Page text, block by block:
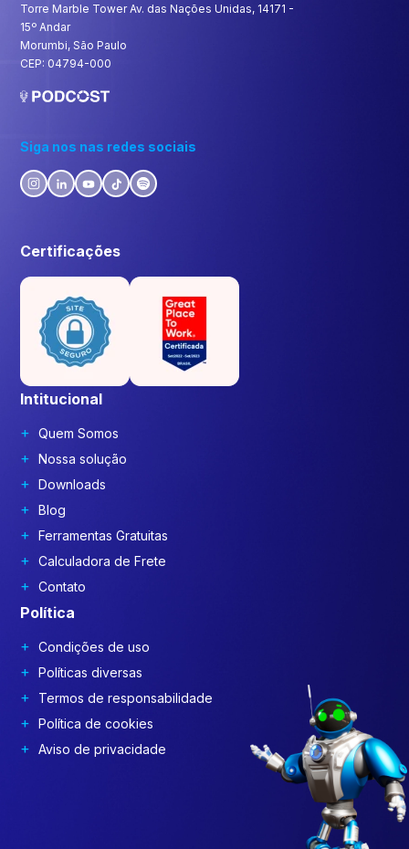
Torre Marble Tower Av. das Nações Unidas, 14171 -
15º Andar
Morumbi, São Paulo
CEP: 04794-000
Intitucional
Quem Somos
Nossa solução
Downloads
Blog
Ferramentas Gratuitas
Calculadora de Frete
Contato
Política
Condições de uso
Políticas diversas
Termos de responsabilidade
Política de cookies
Aviso de privacidade
Siga nos nas redes sociais
Certificações